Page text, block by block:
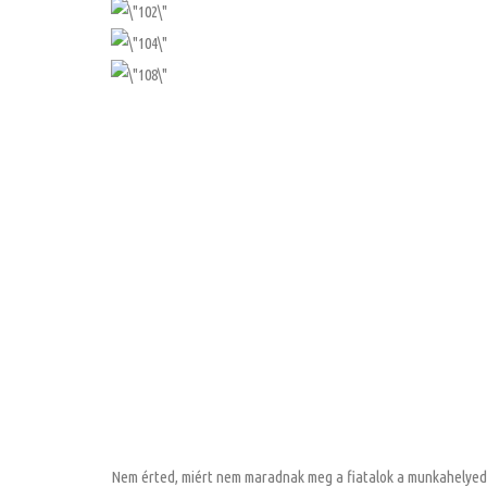
Nem érted, miért nem maradnak meg a fiatalok a